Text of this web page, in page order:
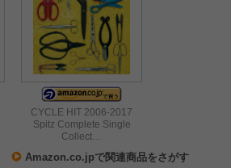
CYCLE HIT 2006-2017
Spitz Complete Single
Collect…
Amazon.co.jpで関連商品をさがす